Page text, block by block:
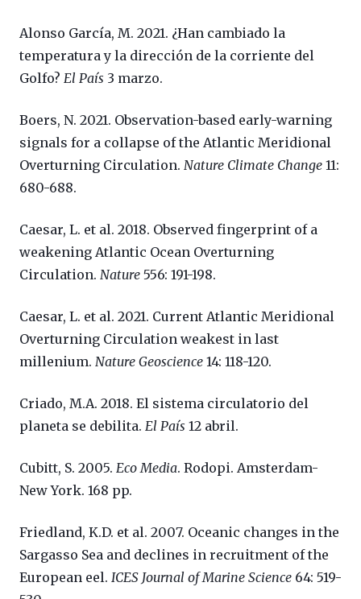
Alonso García, M. 2021. ¿Han cambiado la
temperatura y la dirección de la corriente del
Golfo? El País 3 marzo.
Boers, N. 2021. Observation-based early-warning
signals for a collapse of the Atlantic Meridional
Overturning Circulation. Nature Climate Change 11:
680-688.
Caesar, L. et al. 2018. Observed fingerprint of a
weakening Atlantic Ocean Overturning
Circulation. Nature 556: 191-198.
Caesar, L. et al. 2021. Current Atlantic Meridional
Overturning Circulation weakest in last
millenium. Nature Geoscience 14: 118-120.
Criado, M.A. 2018. El sistema circulatorio del
planeta se debilita. El País 12 abril.
Cubitt, S. 2005. Eco Media. Rodopi. Amsterdam-
New York. 168 pp.
Friedland, K.D. et al. 2007. Oceanic changes in the
Sargasso Sea and declines in recruitment of the
European eel. ICES Journal of Marine Science 64: 519-